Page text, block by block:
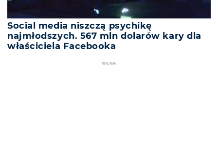
Social media niszczą psychikę
najmłodszych. 567 mln dolarów kary dla
właściciela Facebooka
REKLAMA